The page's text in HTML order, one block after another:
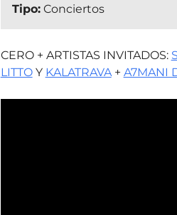
Tipo:Conciertos
CERO + ARTISTAS INVITADOS:
LITTOY KALATRAVA+ A7MANI